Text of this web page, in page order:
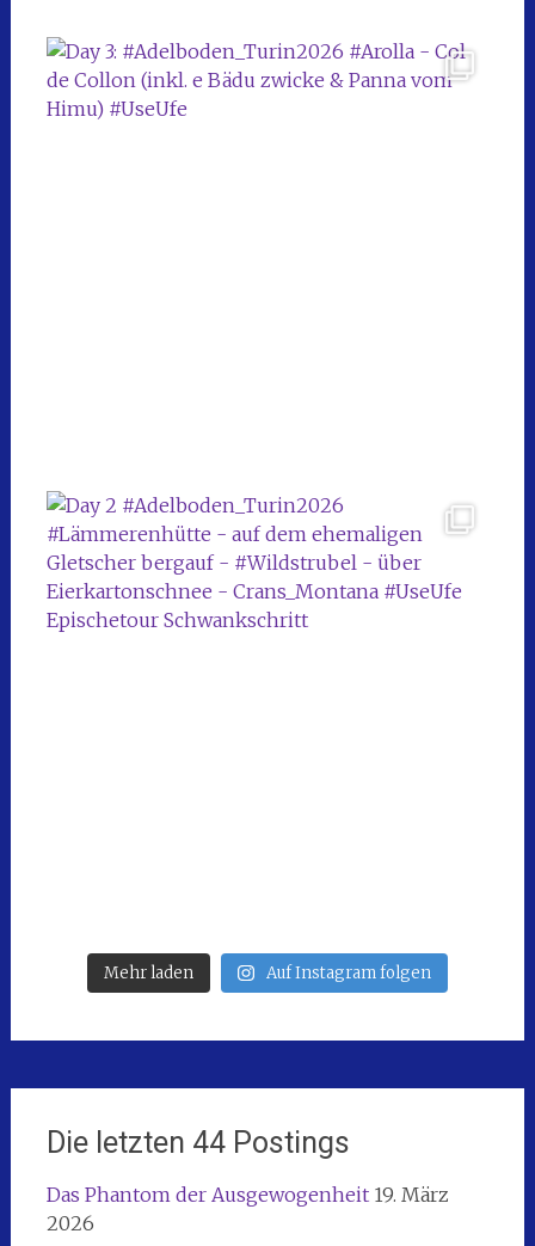
Mehr laden Auf Instagram folgen
Die letzten 44 Postings
Das Phantom der Ausgewogenheit 19. März
2026